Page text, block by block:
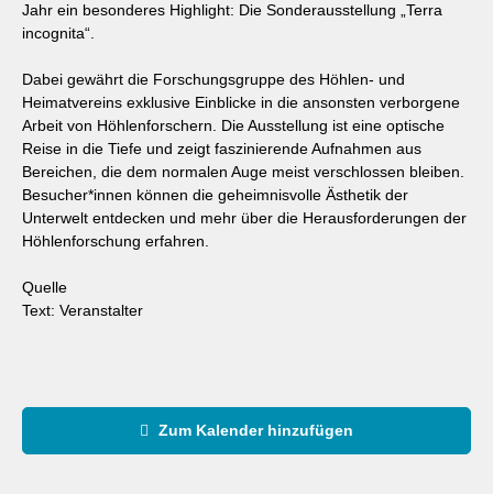
Jahr ein besonderes Highlight: Die Sonderausstellung „Terra
incognita“.
Dabei gewährt die Forschungsgruppe des Höhlen- und
Heimatvereins exklusive Einblicke in die ansonsten verborgene
Arbeit von Höhlenforschern. Die Ausstellung ist eine optische
Reise in die Tiefe und zeigt faszinierende Aufnahmen aus
Bereichen, die dem normalen Auge meist verschlossen bleiben.
Besucher*innen können die geheimnisvolle Ästhetik der
Unterwelt entdecken und mehr über die Herausforderungen der
Höhlenforschung erfahren.
Quelle
Text: Veranstalter
Zum Kalender hinzufügen